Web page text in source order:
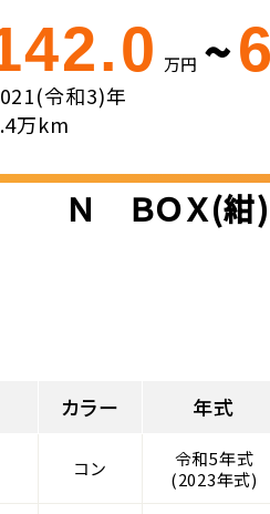
万円 ~
令和3)年
万km
Ｎ ＢＯＸ(紺
カラー 年式
コン
令和5年式
(2023年式)